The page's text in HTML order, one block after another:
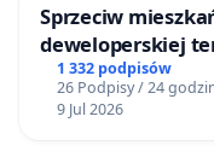
Sprzeciw
deweloperskiej
Bulwarów
1 332 podpisów
26 Podpisy / 24
9 Jul 2026